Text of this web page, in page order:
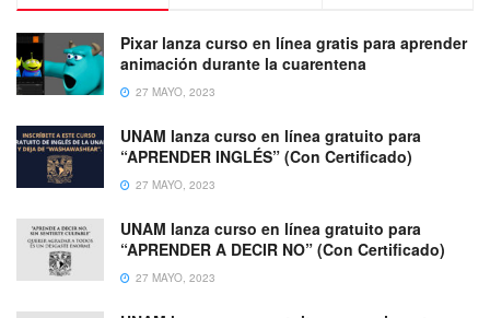
Pixar lanza curso en línea gratis para aprender
animación durante la cuarentena
27 MAYO, 2023
UNAM lanza curso en línea gratuito para
“APRENDER INGLÉS” (Con Certificado)
27 MAYO, 2023
UNAM lanza curso en línea gratuito para
“APRENDER A DECIR NO” (Con Certificado)
27 MAYO, 2023